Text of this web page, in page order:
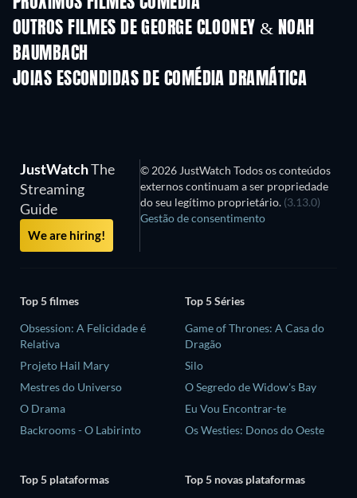
OUTROS FILMES DE GEORGE CLOONEY & NOAH
BAUMBACH
JOIAS ESCONDIDAS DE COMÉDIA DRAMÁTICA
JustWatchThe
Streaming
Guide
We are hiring!
© 2026 JustWatch Todos os conteúdos
externos continuam a ser propriedade
do seu legítimo proprietário. (3.13.0)
Gestão de consentimento
Top 5 filmes
Obsession: A Felicidade é
Relativa
Projeto Hail Mary
Mestres do Universo
O Drama
Backrooms - O Labirinto
Top 5 Séries
Game of Thrones: A Casa do
Dragão
Silo
O Segredo de Widow's Bay
Eu Vou Encontrar-te
Os Westies: Donos do Oeste
Top 5 plataformas
Top 5 novas plataformas